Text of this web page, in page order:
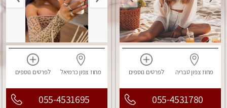
מחוז צפוןטבריה לפרטים נוספים
055-4531780
מחוז צפוןכרמיאל לפרטים נוספים
055-4531695